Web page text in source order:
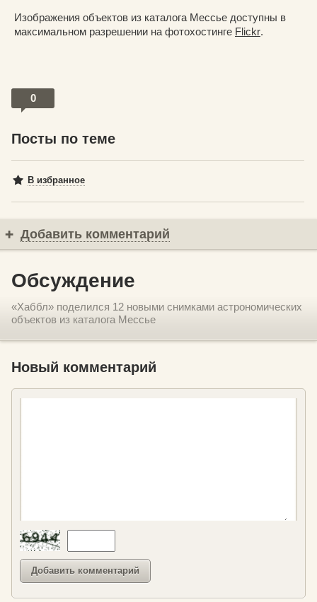
Изображения объектов из каталога Мессье доступны в
максимальном разрешении на фотохостинге Flickr.
0
Посты по теме
В избранное
Добавить комментарий
Обсуждение
«Хаббл» поделился 12 новыми снимками астрономических
объектов из каталога Мессье
Новый комментарий